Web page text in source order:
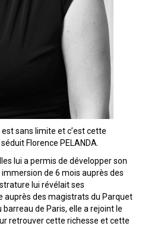
sans limite et c’est cette
Florence PELANDA.
lui a permis de développer son
de 6 mois auprès des
lui révélait ses
auprès des magistrats du Parquet
de Paris, elle a rejoint le
retrouver cette richesse et cette